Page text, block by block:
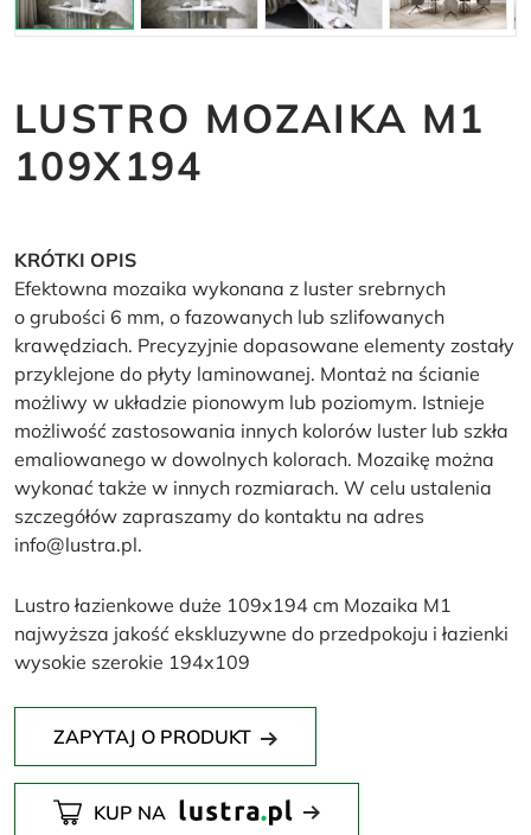
LUSTRO MOZAIKA M1
109X194
KRÓTKI OPIS
Efektowna mozaika wykonana z luster srebrnych
o grubości 6 mm, o fazowanych lub szlifowanych
krawędziach. Precyzyjnie dopasowane elementy zostały
przyklejone do płyty laminowanej. Montaż na ścianie
możliwy w układzie pionowym lub poziomym. Istnieje
możliwość zastosowania innych kolorów luster lub szkła
emaliowanego w dowolnych kolorach. Mozaikę można
wykonać także w innych rozmiarach. W celu ustalenia
szczegółów zapraszamy do kontaktu na adres
info@lustra.pl.
Lustro łazienkowe duże 109x194 cm Mozaika M1
najwyższa jakość ekskluzywne do przedpokoju i łazienki
wysokie szerokie 194x109
ZAPYTAJ O PRODUKT
KUP NA